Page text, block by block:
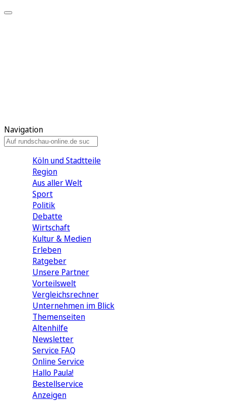
Navigation
Köln und Stadtteile
Region
Aus aller Welt
Sport
Politik
Debatte
Wirtschaft
Kultur & Medien
Erleben
Ratgeber
Unsere Partner
Vorteilswelt
Vergleichsrechner
Unternehmen im Blick
Themenseiten
Altenhilfe
Newsletter
Service FAQ
Online Service
Hallo Paula!
Bestellservice
Anzeigen